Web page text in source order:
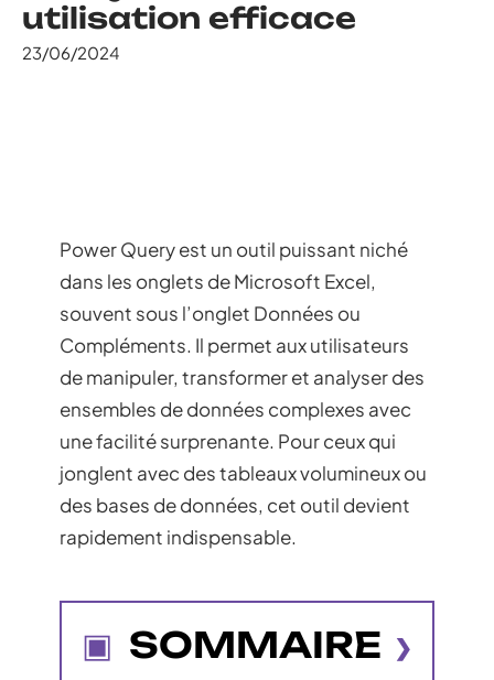
utilisation efficace
23/06/2024
Power Query est un outil puissant niché
dans les onglets de Microsoft Excel,
souvent sous l’onglet Données ou
Compléments. Il permet aux utilisateurs
de manipuler, transformer et analyser des
ensembles de données complexes avec
une facilité surprenante. Pour ceux qui
jonglent avec des tableaux volumineux ou
des bases de données, cet outil devient
rapidement indispensable.
SOMMAIRE